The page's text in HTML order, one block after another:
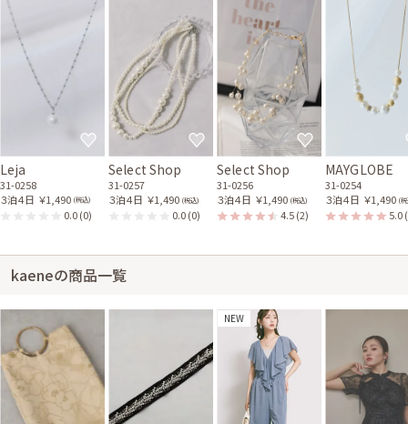
Leja
31-0258
３泊４日 ￥1,490 (税込)
0.0(0)
Select Shop
31-0257
３泊４日 ￥1,490 (税込)
0.0(0)
Select Shop
31-0256
３泊４日 ￥1,490 (税込)
4.5(2)
MAYGLOBE
31-0254
３泊４日 ￥1,490 (
5.0
kaeneの商品一覧
NEW